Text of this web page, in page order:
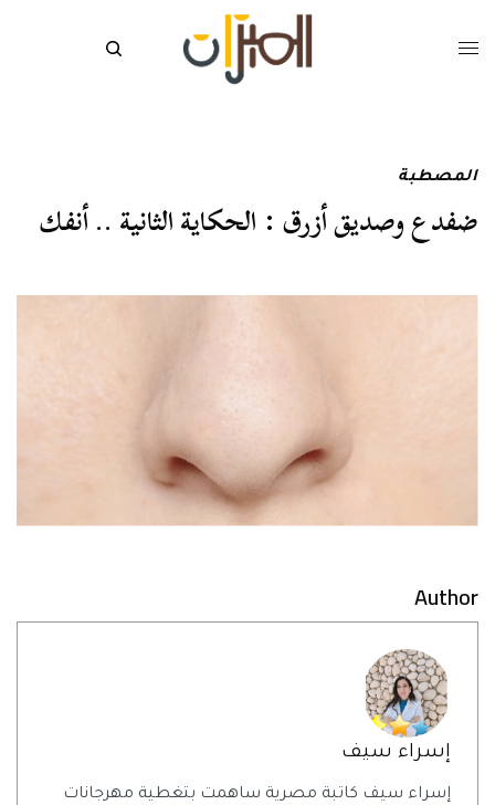
المصطبة
ضفدع وصديق أزرق : الحكاية الثانية .. أنفك
Author
إسراء سيف
إسراء سيف كاتبة مصرية ساهمت بتغطية مهرجانات